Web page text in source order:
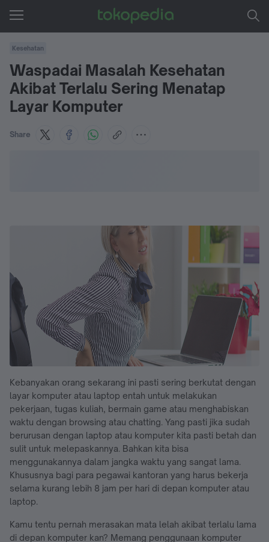
Kesehatan
Waspadai Masalah Kesehatan
Akibat Terlalu Sering Menatap
Layar Komputer
Share
Kebanyakan orang sekarang ini pasti sering berkutat dengan
layar komputer atau laptop entah untuk melakukan
pekerjaan, tugas kuliah, bermain game atau menghabiskan
waktu dengan browsing atau chatting. Yang pasti jika sudah
berurusan dengan laptop atau komputer kita pasti betah dan
sulit untuk melepaskannya. Bahkan kita bisa
menggunakannya dalam jangka waktu yang sangat lama.
Khususnya bagi para pegawai kantoran yang harus bekerja
selama kurang lebih 8 jam per hari di depan komputer atau
laptop.
Kamu tentu pernah merasakan mata lelah akibat terlalu lama
di depan komputer kan? Memang penggunaan komputer